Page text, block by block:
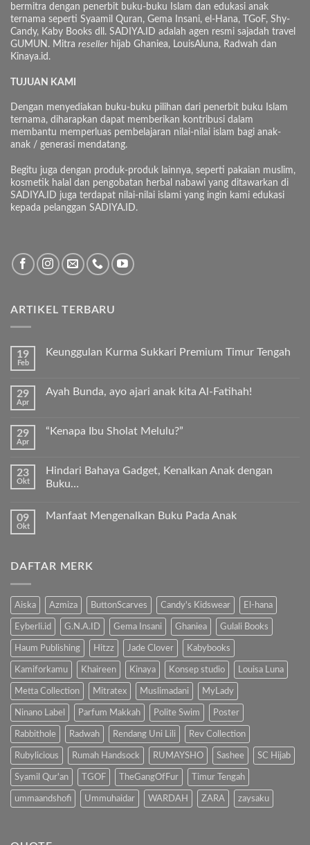
bermitra dengan penerbit buku-buku Islam dan edukasi anak
ternama seperti Syaamil Quran, Gema Insani, el-Hana, TGoF, Shy-
Candy, Kaby Books dll. SADIYA.ID adalah agen resmi sajadah travel
GUMUN. Mitra reseller hijab Ghaniea, LouisAluna, Radwah dan
Kinaya.id.
TUJUAN KAMI
Dengan menyediakan buku-buku pilihan dari penerbit buku Islam
ternama, diharapkan dapat memberikan kontribusi dalam
membantu memperluas pembelajaran nilai-nilai islam bagi anak-
anak / generasi mendatang.
Begitu juga dengan produk-produk lainnya, seperti pakaian muslim,
kosmetik halal dan pengobatan herbal nabawi yang ditawarkan di
SADIYA.ID juga terdapat nilai-nilai islami yang ingin kami edukasi
kepada pelanggan SADIYA.ID.
ARTIKEL TERBARU
19
Feb
Keunggulan Kurma Sukkari Premium Timur Tengah
pada
Premium
29
Apr
Ayah Bunda, ayo ajari anak kita Al-Fatihah!
komentar
pada
ajari
anak
kita
29
Apr
“Kenapa Ibu Sholat Melulu?”
pada
“Kenapa
23
Okt
Hindari Bahaya Gadget, Kenalkan Anak dengan
Buku…
komentar
Kenalkan
Anak
09
Okt
Manfaat Mengenalkan Buku Pada Anak
Manfaat
Anak
DAFTAR MERK
Aiska Azmiza ButtonScarves Candy's Kidswear El-hana
Eyberli.id G.N.A.ID Gema Insani Ghaniea Gulali Books
Haum Publishing Hitzz Jade Clover Kabybooks
Kamiforkamu Khaireen Kinaya Konsep studio Louisa Luna
Metta Collection Mitratex Muslimadani MyLady
Ninano Label Parfum Makkah Polite Swim Poster
Rabbithole Radwah Rendang Uni Lili Rev Collection
Rubylicious Rumah Handsock RUMAYSHO Sashee SC Hijab
Syamil Qur'an TGOF TheGangOfFur Timur Tengah
ummaandshofi Ummuhaidar WARDAH ZARA zaysaku